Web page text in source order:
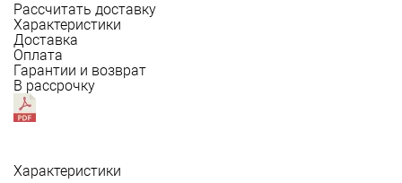
Рассчитать доставку
Характеристики
Доставка
Оплата
Гарантии и возврат
В рассрочку
Характеристики